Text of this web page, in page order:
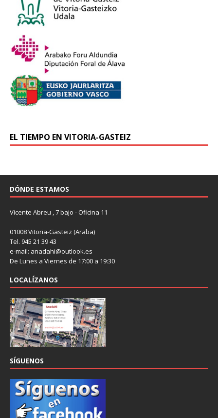
EL TIEMPO EN VITORIA-GASTEIZ
DÓNDE ESTAMOS
Vicente Abreu , 7 bajo - Oficina 11
01008 Vitoria-Gasteiz (Araba)
Tel. 945 21 39 43
e-mail: anadahi@outlook.es
De Lunes a Viernes de 17:00 a 19:30
LOCALÍZANOS
SÍGUENOS